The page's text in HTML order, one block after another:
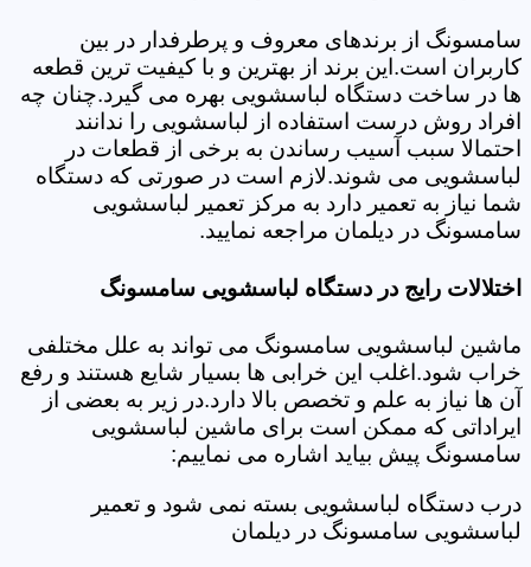
سامسونگ از برندهای معروف و پرطرفدار در بین
کاربران است.این برند از بهترین و با کیفیت ترین قطعه
ها در ساخت دستگاه لباسشویی بهره می گیرد.چنان چه
افراد روش درست استفاده از لباسشویی را ندانند
احتمالا سبب آسیب رساندن به برخی از قطعات در
لباسشویی می شوند.لازم است در صورتی که دستگاه
شما نیاز به تعمیر دارد به مرکز تعمیر لباسشویی
سامسونگ در دیلمان مراجعه نمایید.
اختلالات رایج در دستگاه لباسشویی سامسونگ
ماشین لباسشویی سامسونگ می تواند به علل مختلفی
خراب شود.اغلب این خرابی ها بسیار شایع هستند و رفع
آن ها نیاز به علم و تخصص بالا دارد.در زیر به بعضی از
ایراداتی که ممکن است برای ماشین لباسشویی
سامسونگ پیش بیاید اشاره می نماییم:
درب دستگاه لباسشویی بسته نمی شود و تعمیر
لباسشویی سامسونگ در دیلمان